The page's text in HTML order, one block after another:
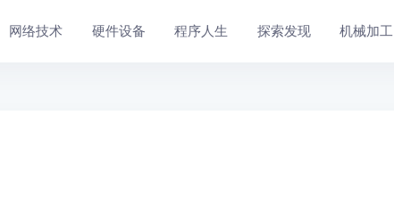
网络技术 硬件设备 程序人生 探索发现 机械加工